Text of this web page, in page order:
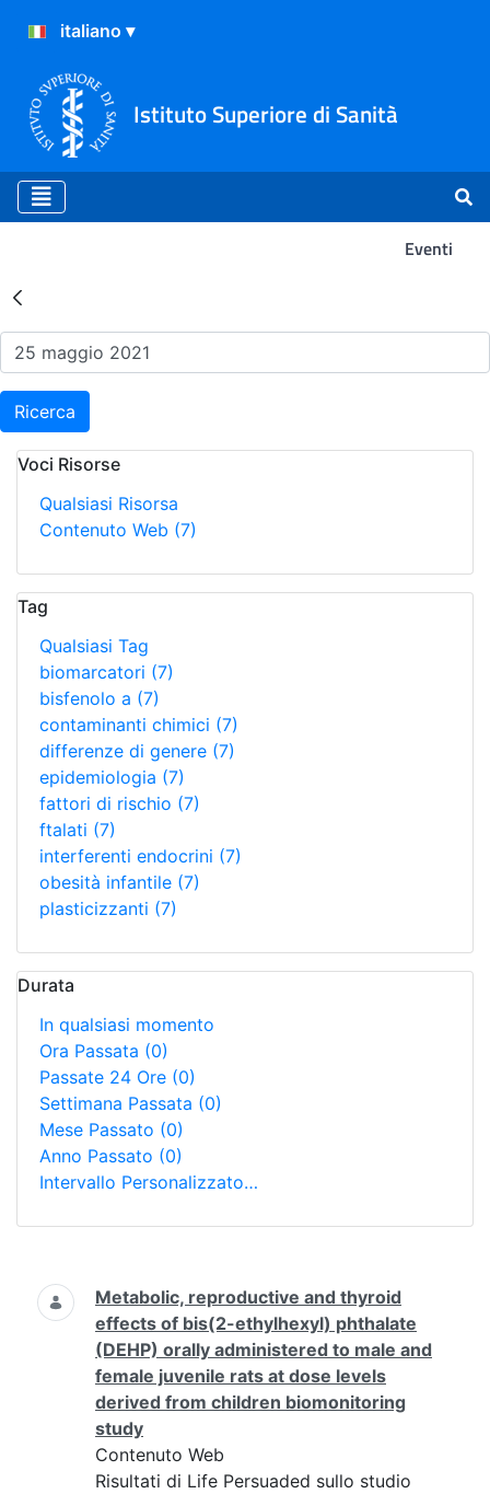
Istituto Superiore di Sanità
Eventi
Risultati della Ricerca -
Ricerca
Voci Risorse
Qualsiasi Risorsa
Contenuto Web (7)
Tag
Qualsiasi Tag
biomarcatori (7)
bisfenolo a (7)
contaminanti chimici (7)
differenze di genere (7)
epidemiologia (7)
fattori di rischio (7)
ftalati (7)
interferenti endocrini (7)
obesità infantile (7)
plasticizzanti (7)
Durata
In qualsiasi momento
Ora Passata (0)
Passate 24 Ore (0)
Settimana Passata (0)
Mese Passato (0)
Anno Passato (0)
Intervallo Personalizzato…
Ricerca
Metabolic, reproductive and thyroid
effects of bis(2-ethylhexyl) phthalate
(DEHP) orally administered to male and
female juvenile rats at dose levels
derived from children biomonitoring
study
Contenuto Web
Risultati di Life Persuaded sullo studio